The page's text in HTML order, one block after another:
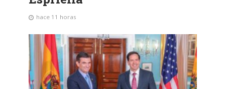
hace 11 horas